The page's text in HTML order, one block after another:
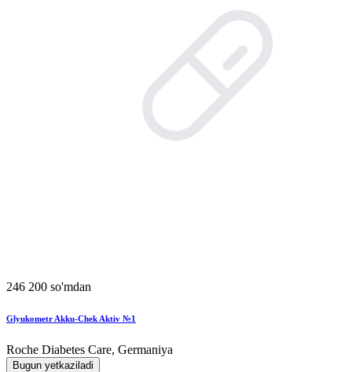
246 200 so'mdan
Glyukometr Akku-Chek Aktiv №1
Roche Diabetes Care, Germaniya
Bugun yetkaziladi